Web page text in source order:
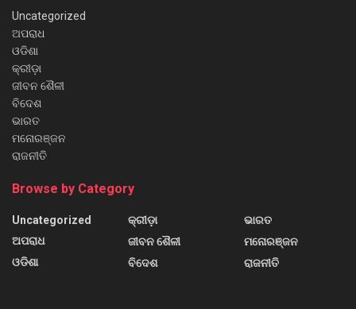
Uncategorized
ଅପରାଧ
ଓଡିଶା
କ୍ରୀଡ଼ା
ଜୀବନ ଶୈଳୀ
ବିଦେଶ
ଭାରତ
ମନୋରଞ୍ଜନ
ରାଜନୀତି
Browse by Category
Uncategorized
ଅପରାଧ
ଓଡିଶା
କ୍ରୀଡ଼ା
ଜୀବନ ଶୈଳୀ
ବିଦେଶ
ଭାରତ
ମନୋରଞ୍ଜନ
ରାଜନୀତି